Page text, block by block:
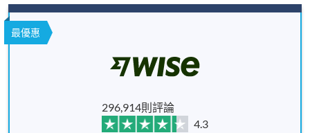
最優惠
296,914則評論
4.3